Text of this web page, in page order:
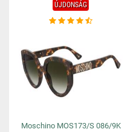
ÚJDONSÁG
Moschino MOS173/S 086/9K